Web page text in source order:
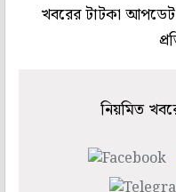
খবরের টাটকা
নিয়মিত